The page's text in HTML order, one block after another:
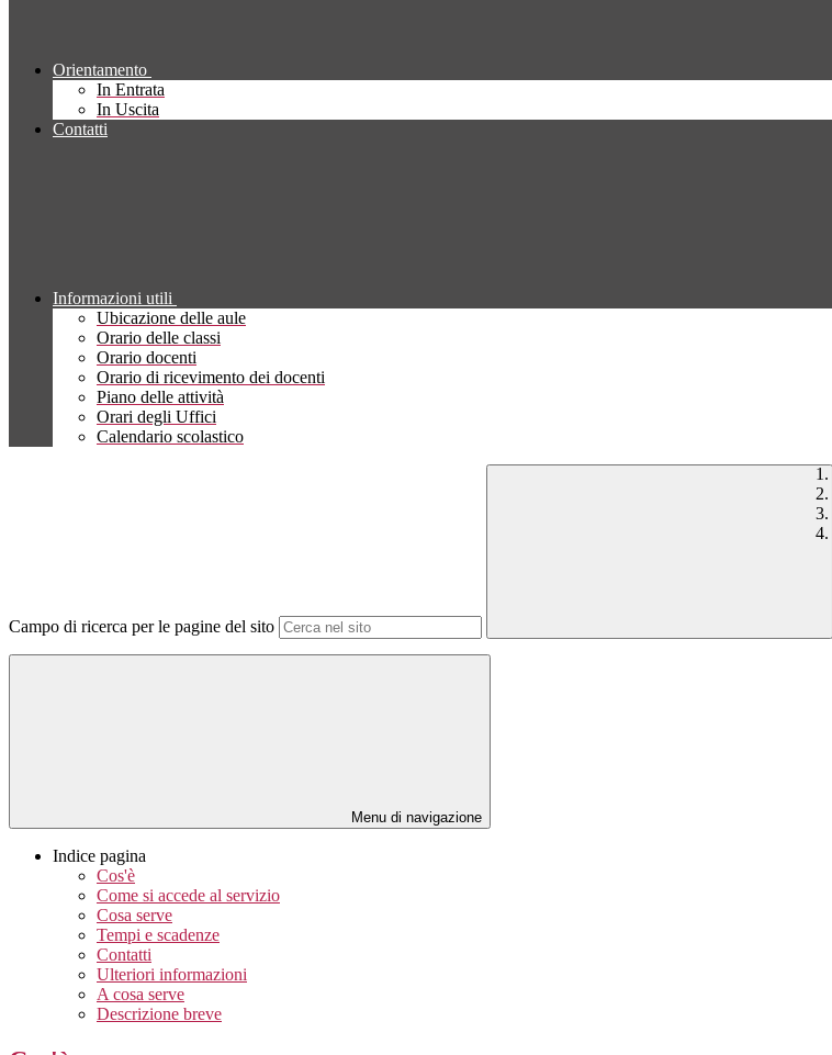
Orientamento
In Entrata
In Uscita
Contatti
Informazioni utili
Ubicazione delle aule
Orario delle classi
Orario docenti
Orario di ricevimento dei docenti
Piano delle attività
Orari degli Uffici
Calendario scolastico
Campo di ricerca per le pagine del sito
Menu di navigazione
Indice pagina
Cos'è
Come si accede al servizio
Cosa serve
Tempi e scadenze
Contatti
Ulteriori informazioni
A cosa serve
Descrizione breve